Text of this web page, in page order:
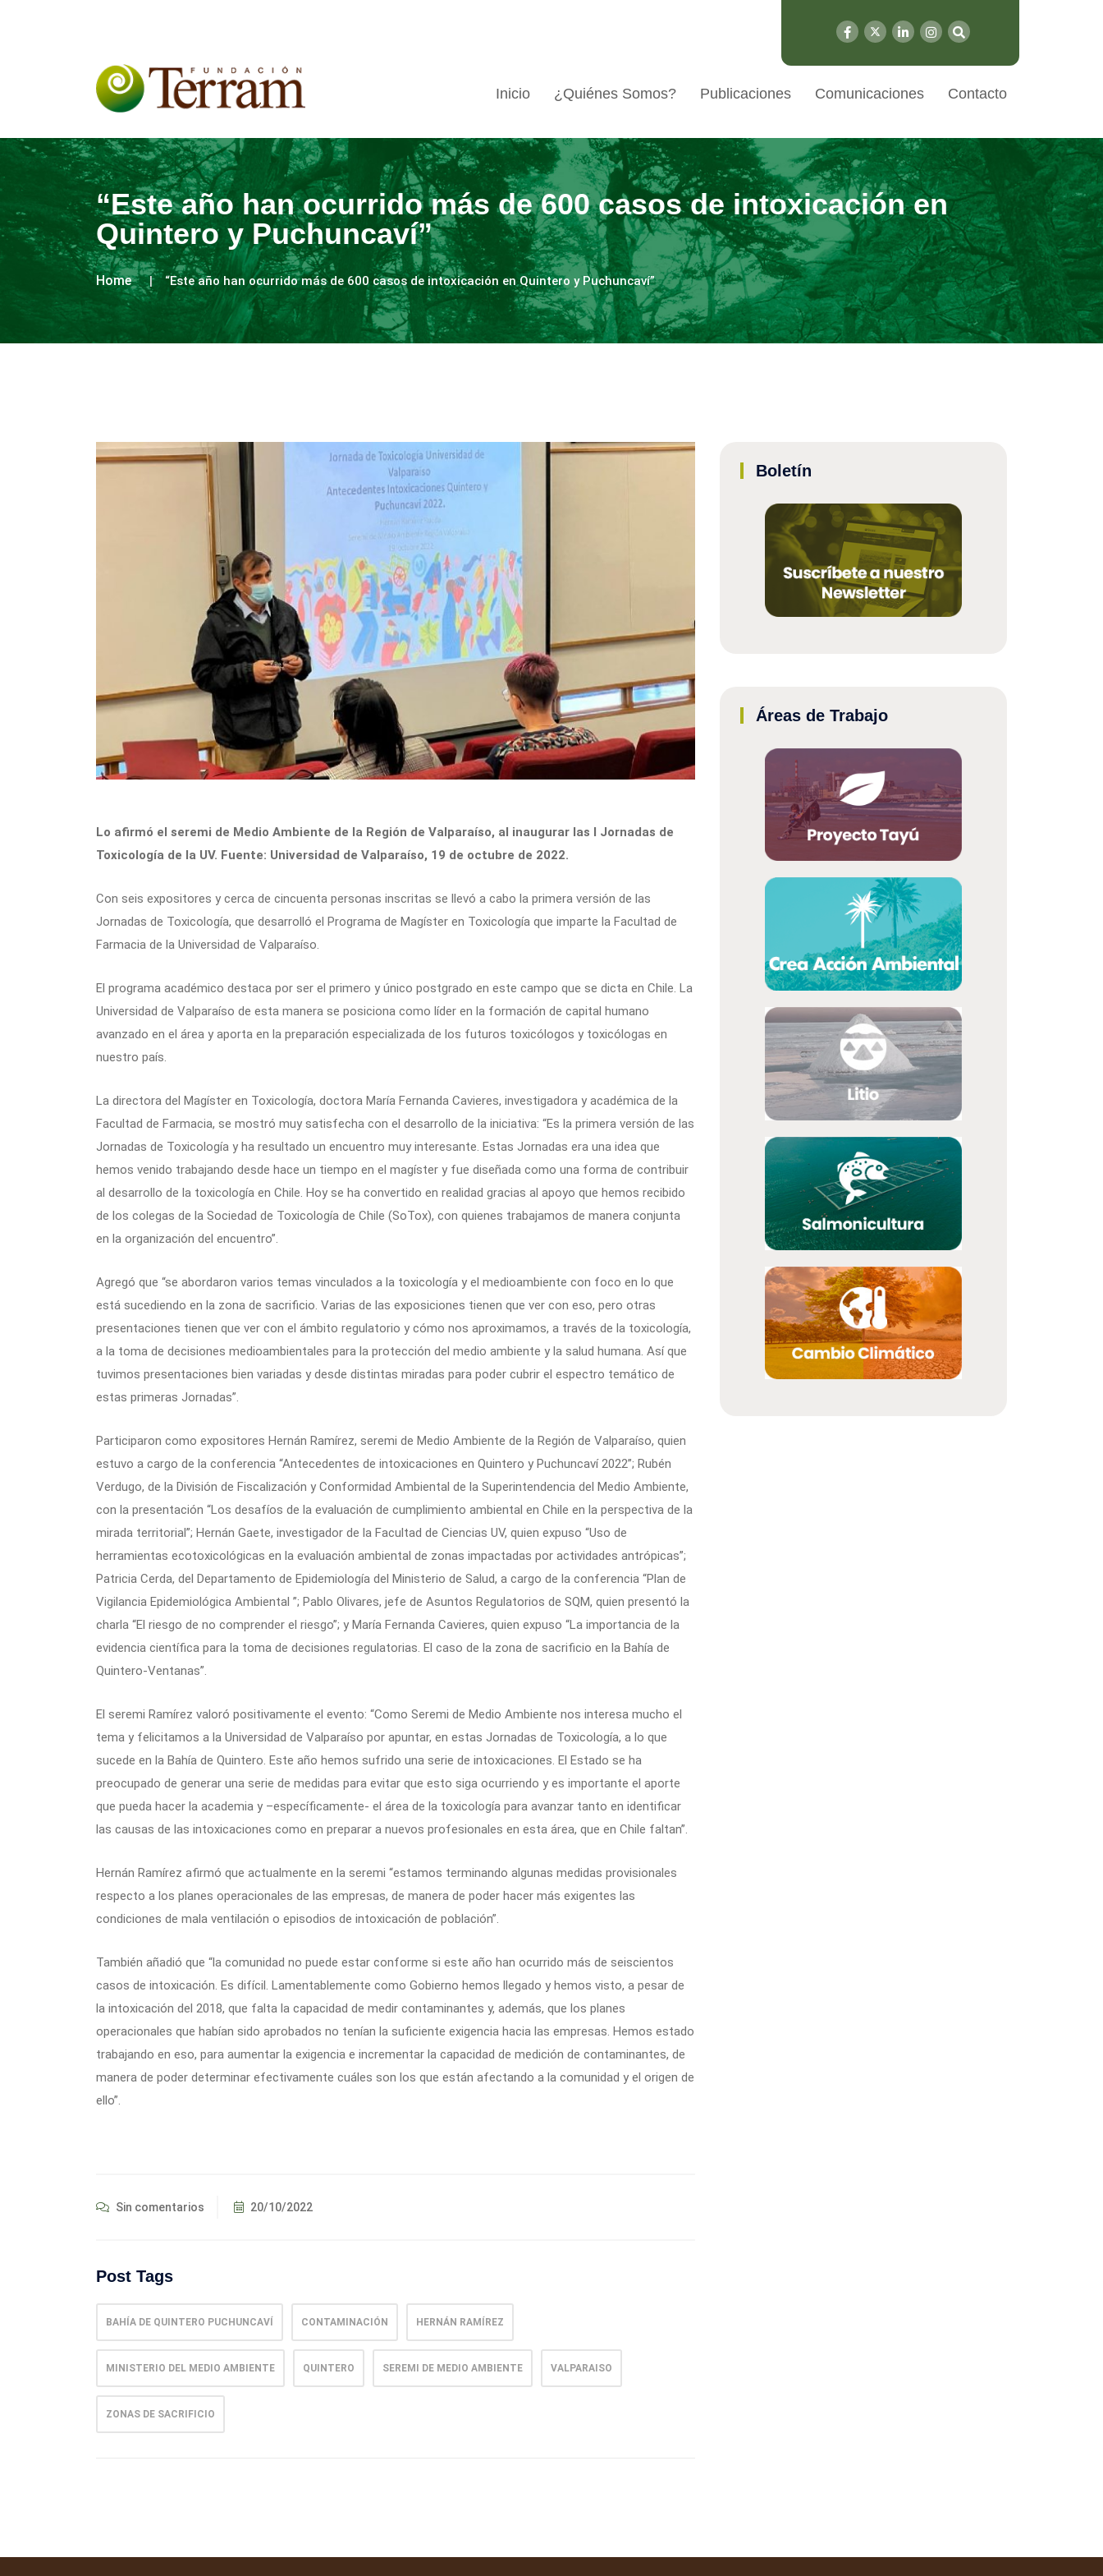
Inicio ¿Quiénes Somos? Publicaciones Comunicaciones Contacto
“Este año han ocurrido más de 600 casos de intoxicación en
Quintero y Puchuncaví”
Home “Este año han ocurrido más de 600 casos de intoxicación en Quintero y Puchuncaví”
Lo afirmó el seremi de Medio Ambiente de la Región de Valparaíso, al inaugurar las I Jornadas de
Toxicología de la UV. Fuente: Universidad de Valparaíso, 19 de octubre de 2022.
Con seis expositores y cerca de cincuenta personas inscritas se llevó a cabo la primera versión de las
Jornadas de Toxicología, que desarrolló el Programa de Magíster en Toxicología que imparte la Facultad de
Farmacia de la Universidad de Valparaíso.
El programa académico destaca por ser el primero y único postgrado en este campo que se dicta en Chile. La
Universidad de Valparaíso de esta manera se posiciona como líder en la formación de capital humano
avanzado en el área y aporta en la preparación especializada de los futuros toxicólogos y toxicólogas en
nuestro país.
La directora del Magíster en Toxicología, doctora María Fernanda Cavieres, investigadora y académica de la
Facultad de Farmacia, se mostró muy satisfecha con el desarrollo de la iniciativa: “Es la primera versión de las
Jornadas de Toxicología y ha resultado un encuentro muy interesante. Estas Jornadas era una idea que
hemos venido trabajando desde hace un tiempo en el magíster y fue diseñada como una forma de contribuir
al desarrollo de la toxicología en Chile. Hoy se ha convertido en realidad gracias al apoyo que hemos recibido
de los colegas de la Sociedad de Toxicología de Chile (SoTox), con quienes trabajamos de manera conjunta
en la organización del encuentro”.
Agregó que “se abordaron varios temas vinculados a la toxicología y el medioambiente con foco en lo que
está sucediendo en la zona de sacrificio. Varias de las exposiciones tienen que ver con eso, pero otras
presentaciones tienen que ver con el ámbito regulatorio y cómo nos aproximamos, a través de la toxicología,
a la toma de decisiones medioambientales para la protección del medio ambiente y la salud humana. Así que
tuvimos presentaciones bien variadas y desde distintas miradas para poder cubrir el espectro temático de
estas primeras Jornadas”.
Participaron como expositores Hernán Ramírez, seremi de Medio Ambiente de la Región de Valparaíso, quien
estuvo a cargo de la conferencia “Antecedentes de intoxicaciones en Quintero y Puchuncaví 2022”; Rubén
Verdugo, de la División de Fiscalización y Conformidad Ambiental de la Superintendencia del Medio Ambiente,
con la presentación “Los desafíos de la evaluación de cumplimiento ambiental en Chile en la perspectiva de la
mirada territorial”; Hernán Gaete, investigador de la Facultad de Ciencias UV, quien expuso “Uso de
herramientas ecotoxicológicas en la evaluación ambiental de zonas impactadas por actividades antrópicas”;
Patricia Cerda, del Departamento de Epidemiología del Ministerio de Salud, a cargo de la conferencia “Plan de
Vigilancia Epidemiológica Ambiental ”; Pablo Olivares, jefe de Asuntos Regulatorios de SQM, quien presentó la
charla “El riesgo de no comprender el riesgo”; y María Fernanda Cavieres, quien expuso “La importancia de la
evidencia científica para la toma de decisiones regulatorias. El caso de la zona de sacrificio en la Bahía de
Quintero-Ventanas”.
El seremi Ramírez valoró positivamente el evento: “Como Seremi de Medio Ambiente nos interesa mucho el
tema y felicitamos a la Universidad de Valparaíso por apuntar, en estas Jornadas de Toxicología, a lo que
sucede en la Bahía de Quintero. Este año hemos sufrido una serie de intoxicaciones. El Estado se ha
preocupado de generar una serie de medidas para evitar que esto siga ocurriendo y es importante el aporte
que pueda hacer la academia y –específicamente- el área de la toxicología para avanzar tanto en identificar
las causas de las intoxicaciones como en preparar a nuevos profesionales en esta área, que en Chile faltan”.
Hernán Ramírez afirmó que actualmente en la seremi “estamos terminando algunas medidas provisionales
respecto a los planes operacionales de las empresas, de manera de poder hacer más exigentes las
condiciones de mala ventilación o episodios de intoxicación de población”.
También añadió que “la comunidad no puede estar conforme si este año han ocurrido más de seiscientos
casos de intoxicación. Es difícil. Lamentablemente como Gobierno hemos llegado y hemos visto, a pesar de
la intoxicación del 2018, que falta la capacidad de medir contaminantes y, además, que los planes
operacionales que habían sido aprobados no tenían la suficiente exigencia hacia las empresas. Hemos estado
trabajando en eso, para aumentar la exigencia e incrementar la capacidad de medición de contaminantes, de
manera de poder determinar efectivamente cuáles son los que están afectando a la comunidad y el origen de
ello”.
Sin comentarios 20/10/2022
Post Tags
BAHÍA DE QUINTERO PUCHUNCAVÍ CONTAMINACIÓN HERNÁN RAMÍREZ
MINISTERIO DEL MEDIO AMBIENTE QUINTERO SEREMI DE MEDIO AMBIENTE VALPARAISO
ZONAS DE SACRIFICIO
Boletín
Áreas de Trabajo